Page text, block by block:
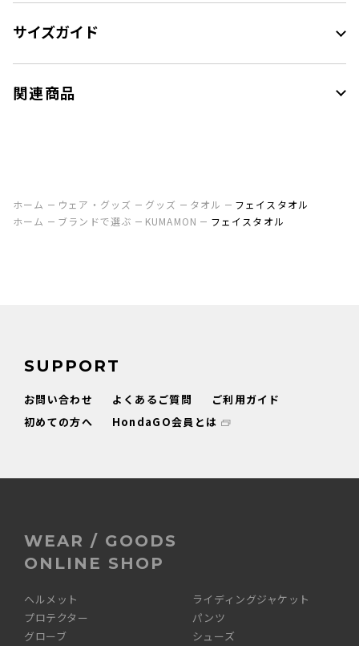
サイズガイド
関連商品
ホーム ウェア・グッズ グッズ タオル
フェイスタオル
ホーム
ブランドで選ぶ KUMAMON フェイスタオル
SUPPORT
お問い合わせ よくあるご質問
ご利用ガイド
初めての方へ
HondaGO会員とは
WEAR / GOODS
ONLINE SHOP
ヘルメット
ライディングジャケット
プロテクター
パンツ
グローブ
シューズ